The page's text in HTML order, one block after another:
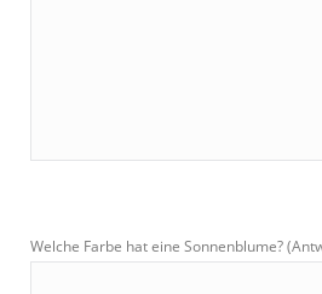
Welche Farbe hat eine Sonnenblume?